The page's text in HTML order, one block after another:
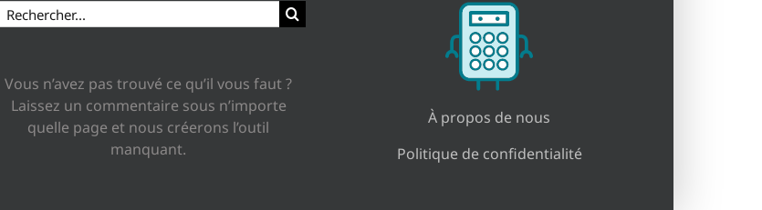
Rechercher:
Vous n’avez pas trouvé ce qu’il vous faut ?
Laissez un commentaire sous n’importe
quelle page et nous créerons l’outil
manquant.
À propos de nous
Politique de confidentialité